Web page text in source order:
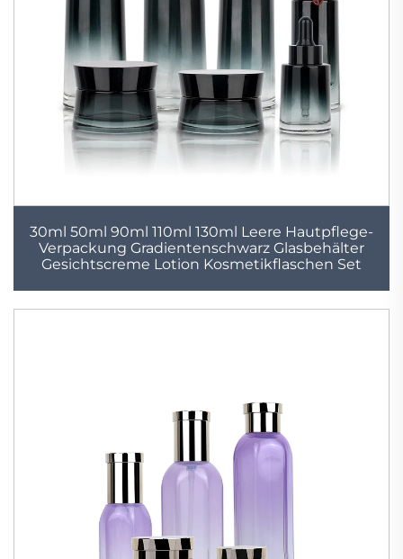
30ml 50ml 90ml 110ml 130ml Leere Hautpflege-
Verpackung Gradientenschwarz Glasbehälter
Gesichtscreme Lotion Kosmetikflaschen Set